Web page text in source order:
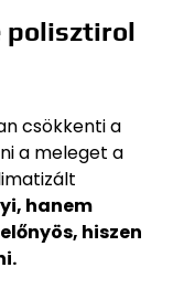
polisztirol
csökkenti a
a meleget a
hanem
hiszen